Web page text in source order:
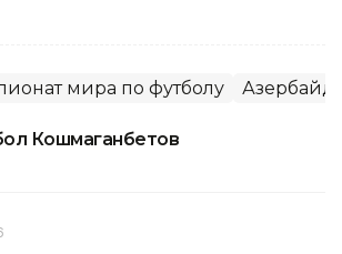
мира по футболу
Кошмаганбетов